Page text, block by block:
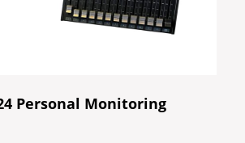
Personal Monitoring